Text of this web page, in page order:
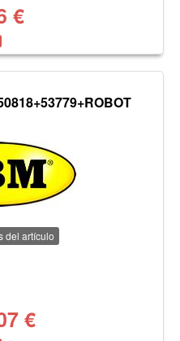
€
del artículo
€